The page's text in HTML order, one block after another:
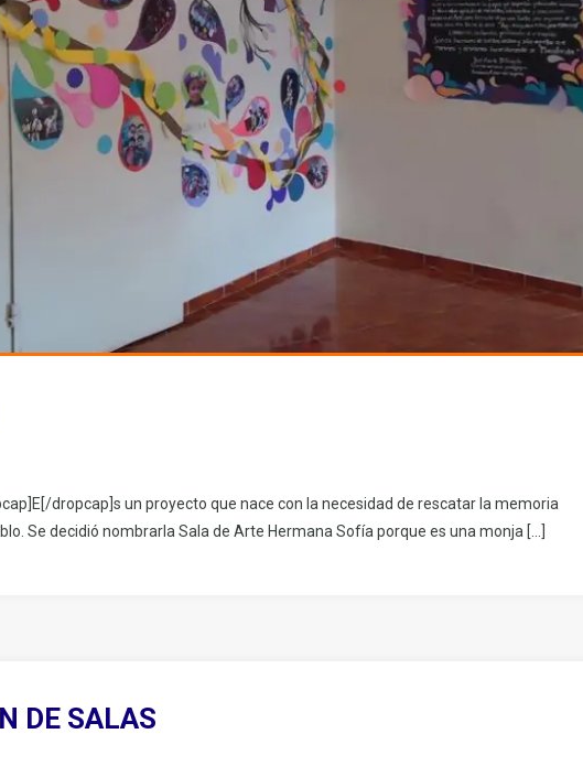
dropcap]s un proyecto que nace con la necesidad de rescatar la memoria
Se decidió nombrarla Sala de Arte Hermana Sofía porque es una monja […]
DE SALAS